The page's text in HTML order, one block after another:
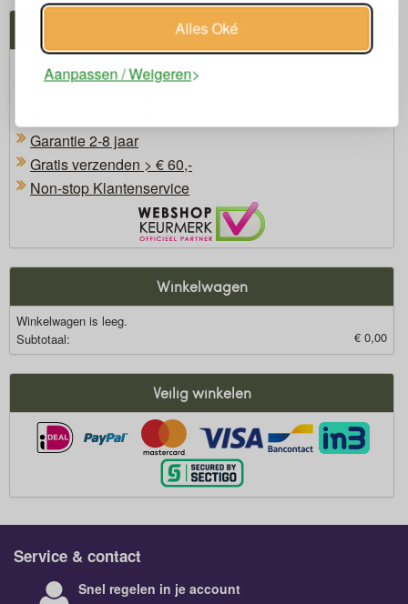
Alles Oké
Aanpassen / Weigeren
Jouw Voordelen
30 dagen proefslapen
Garantie 2-8 jaar
Gratis verzenden > € 60,-
Non-stop Klantenservice
Winkelwagen
Winkelwagen is leeg.
Subtotaal:
€ 0,00
Veilig winkelen
Service & contact
Snel regelen in je account